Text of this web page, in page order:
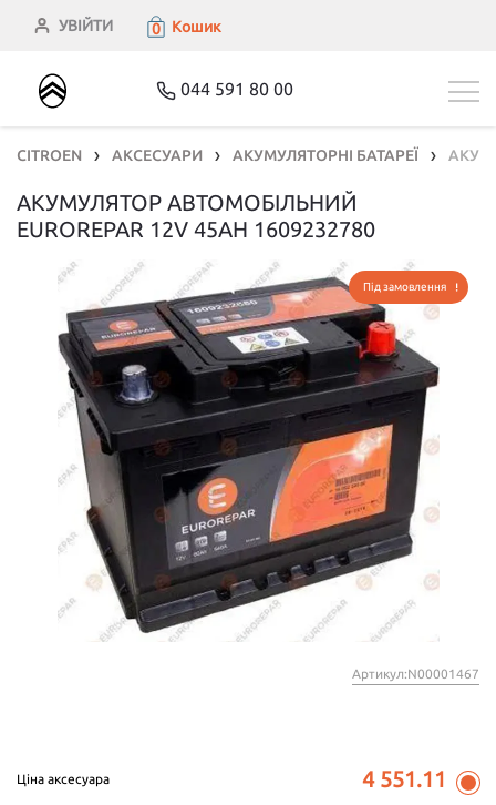
УВІЙТИ 0 Кошик
044 591 80 00
CITROEN ❯ АКСЕСУАРИ ❯ АКУМУЛЯТОРНІ БАТАРЕЇ ❯
АКУМУЛЯТОР АВТОМОБІЛЬНИЙ
EUROREPAR 12V 45AH 1609232780
Під замовлення
Артикул:N00001467
Ціна аксесуара 4 551.11